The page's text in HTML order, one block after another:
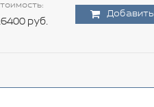
руб.
Добавить